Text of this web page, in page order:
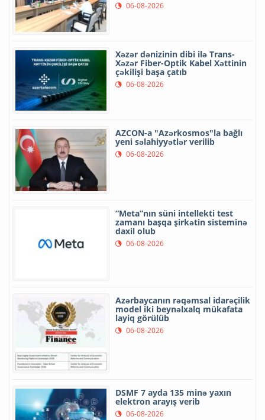
06-08-2026
Xəzər dənizinin dibi ilə Trans-
Xəzər Fiber-Optik Kabel Xəttinin
çəkilişi başa çatıb
06-08-2026
AZCON-a "Azərkosmos"la bağlı
yeni səlahiyyətlər verilib
06-08-2026
“Meta”nın süni intellekti test
zamanı başqa şirkətin sisteminə
daxil olub
06-08-2026
Azərbaycanın rəqəmsal idarəçilik
model iki beynəlxalq mükafata
layiq görülüb
06-08-2026
DSMF 7 ayda 135 minə yaxın
elektron arayış verib
06-08-2026